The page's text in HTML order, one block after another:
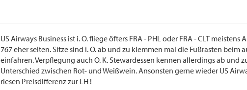
US Airways Business ist i. O. fliege öfters FRA - PHL oder FRA - CLT meistens
767 eher selten. Sitze sind i. O. ab und zu klemmen mal die Fußrasten beim
einfahren. Verpflegung auch O. K. Stewardessen kennen allerdings ab und
Unterschied zwischen Rot- und Weißwein. Ansonsten gerne wieder US
riesen Preisdifferenz zur LH !